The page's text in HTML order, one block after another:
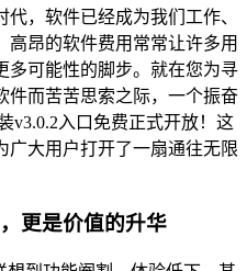
，软件已经成为我们工作、
高昂的软件费用常常让许多用
多可能性的脚步。就在您为寻
件而苦苦思索之际，一个振奋
v3.0.2入口免费正式开放！这
广大用户打开了一扇通往无限
更是价值的升华